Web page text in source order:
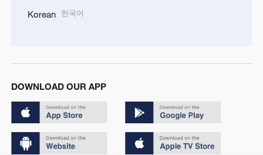
Korean 한국어
DOWNLOAD OUR APP